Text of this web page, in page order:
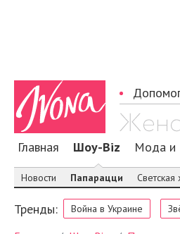
Главная Шоу-Biz Мода и
Новости Папарацци Светская
Тренды: Война в Украине